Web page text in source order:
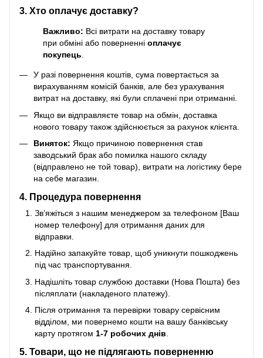
3. Хто оплачує доставку?
Важливо: Всі витрати на доставку товару
при обміні або поверненні оплачує
покупець.
У разі повернення коштів, сума повертається за
вирахуванням комісій банків, але без урахування
витрат на доставку, які були сплачені при отриманні.
Якщо ви відправляєте товар на обмін, доставка
нового товару також здійснюється за рахунок клієнта.
Виняток: Якщо причиною повернення став
заводський брак або помилка нашого складу
(відправлено не той товар), витрати на логістику бере
на себе магазин.
4. Процедура повернення
Зв’яжіться з нашим менеджером за телефоном [Ваш
номер телефону] для отримання даних для
відправки.
Надійно запакуйте товар, щоб уникнути пошкоджень
під час транспортування.
Надішліть товар службою доставки (Нова Пошта) без
післяплати (накладеного платежу).
Після отримання та перевірки товару сервісним
відділом, ми повернемо кошти на вашу банківську
карту протягом 1-7 робочих днів
5. Товари, що не підлягають поверненню